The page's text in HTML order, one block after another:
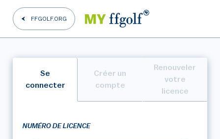
FFGOLF.ORG
Se
connecter
Créer un
compte
Renouveler
votre
licence
NUMÉRO DE LICENCE